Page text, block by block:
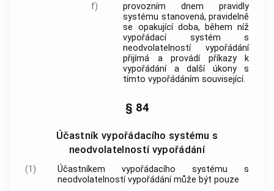
f)
provozním dnem pravidly
systému stanovená, pravidelně
se opakující doba, během níž
vypořádací systém s
neodvolatelností vypořádání
přijímá a provádí příkazy k
vypořádání a další úkony s
tímto vypořádáním související.
§ 84
Účastník vypořádacího systému s
neodvolatelností vypořádání
(1)
Účastníkem vypořádacího systému s
neodvolatelností vypořádání může být pouze